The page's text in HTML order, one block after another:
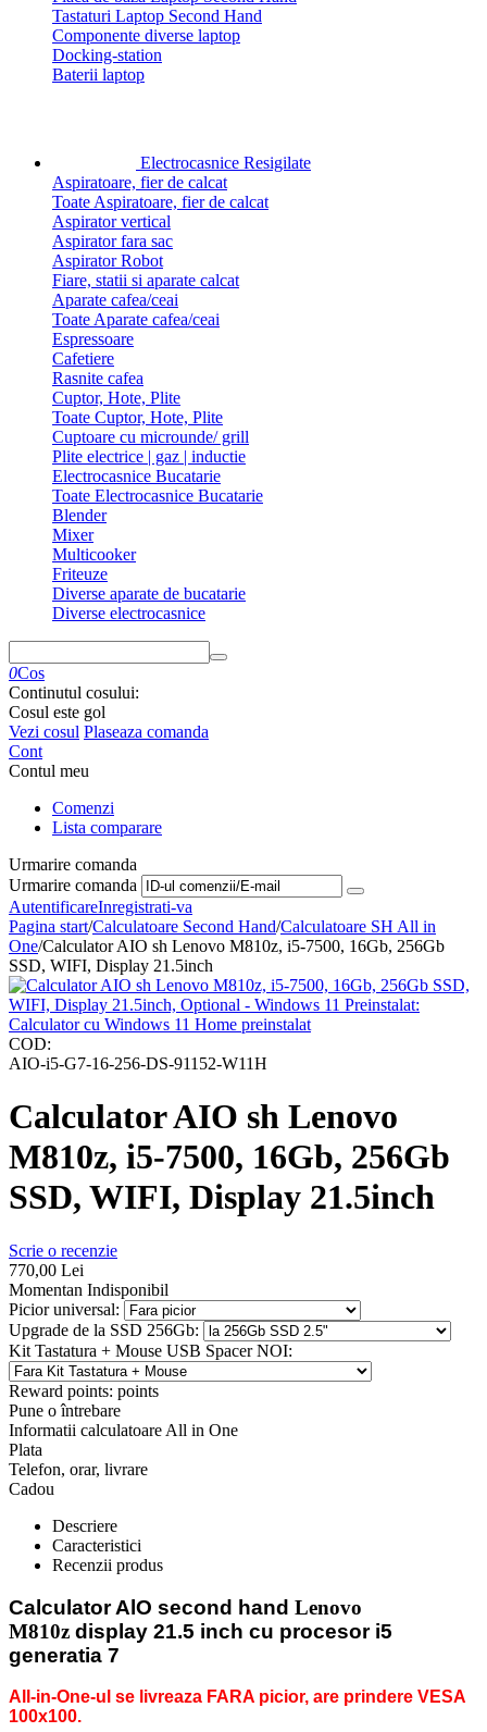
Tastaturi Laptop Second Hand
Componente diverse laptop
Docking-station
Baterii laptop
Electrocasnice Resigilate
Aspiratoare, fier de calcat
Toate Aspiratoare, fier de calcat
Aspirator vertical
Aspirator fara sac
Aspirator Robot
Fiare, statii si aparate calcat
Aparate cafea/ceai
Toate Aparate cafea/ceai
Espressoare
Cafetiere
Rasnite cafea
Cuptor, Hote, Plite
Toate Cuptor, Hote, Plite
Cuptoare cu microunde/ grill
Plite electrice | gaz | inductie
Electrocasnice Bucatarie
Toate Electrocasnice Bucatarie
Blender
Mixer
Multicooker
Friteuze
Diverse aparate de bucatarie
Diverse electrocasnice
0Cos
Continutul cosului:
Cosul este gol
Vezi cosul Plaseaza comanda
Cont
Contul meu
Comenzi
Lista comparare
Urmarire comanda
Urmarire comanda
AutentificareInregistrati-va
Pagina start/Calculatoare Second Hand/Calculatoare SH All in
One/Calculator AIO sh Lenovo M810z, i5-7500, 16Gb, 256Gb
SSD, WIFI, Display 21.5inch
COD:
AIO-i5-G7-16-256-DS-91152-W11H
Calculator AIO sh Lenovo
M810z, i5-7500, 16Gb, 256Gb
SSD, WIFI, Display 21.5inch
Scrie o recenzie
770,00 Lei
Momentan Indisponibil
Picior universal:
Upgrade de la SSD 256Gb:
Kit Tastatura + Mouse USB Spacer NOI:
Reward points: points
Pune o întrebare
Informatii calculatoare All in One
Plata
Telefon, orar, livrare
Cadou
Descriere
Caracteristici
Recenzii produs
Calculator AlO second hand Lenovo
M810z display 21.5 inch cu procesor i5
generatia 7
All-in-One-ul se livreaza FARA picior, are prindere VESA
100x100.